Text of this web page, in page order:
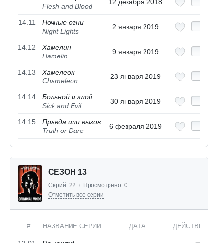
Flesh and Blood
12 декабря 2018
14.11
Ночные огни
Night Lights
2 января 2019
14.12
Хамелин
Hamelin
9 января 2019
14.13
Хамелеон
Chameleon
23 января 2019
14.14
Больной и злой
Sick and Evil
30 января 2019
14.15
Правда или вызов
Truth or Dare
6 февраля 2019
СЕЗОН 13
Серий: 22 / Просмотрено: 0
Отметить все серии
# НАЗВАНИЕ СЕРИИ ДАТА ДЕЙСТВИЯ